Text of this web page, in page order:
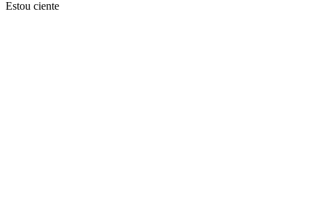
Estou ciente